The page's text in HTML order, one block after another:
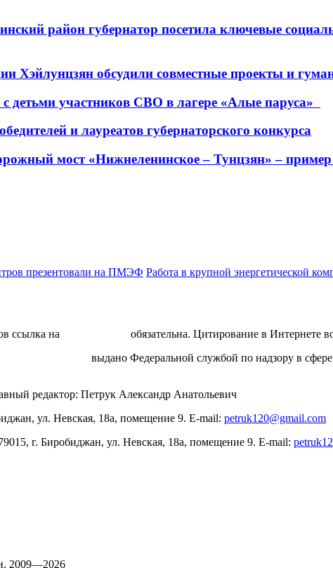
район губернатор посетила ключевые
Хэйлунцзян обсудили совместные проекты и
детьми участников СВО в лагере «Алые паруса»
и лауреатов губернаторского конкурса
мост «Нижнеленинское – Тунцзян» –
презентовали на ПМЭФ Работа в крупной энергетической
ссылка на
обязательна. Цитирование в Интернете
выдано Федеральной службой по надзору в
редактор: Петрук Александр Анатольевич
ул. Невская, 18а, помещение 9. E-mail: petruk120@gmail.com
г. Биробиджан, ул. Невская, 18а, помещение 9. E-mail:
2009—2026